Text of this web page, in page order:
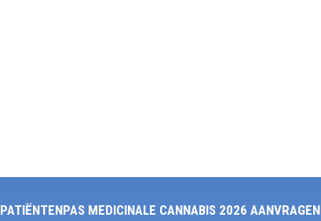
PATIËNTENPAS MEDICINALE CANNABIS 2026 AANVRAGEN